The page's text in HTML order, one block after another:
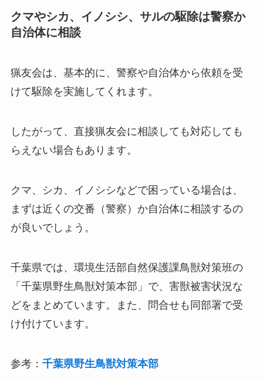
クマやシカ、イノシシ、サルの駆除は警察か
自治体に相談
猟友会は、基本的に、警察や自治体から依頼を受
けて駆除を実施してくれます。
したがって、直接猟友会に相談しても対応しても
らえない場合もあります。
クマ、シカ、イノシシなどで困っている場合は、
まずは近くの交番（警察）か自治体に相談するの
が良いでしょう。
千葉県では、環境生活部自然保護課鳥獣対策班の
「千葉県野生鳥獣対策本部」で、害獣被害状況な
どをまとめています。また、問合せも同部署で受
け付けています。
参考： 千葉県野生鳥獣対策本部